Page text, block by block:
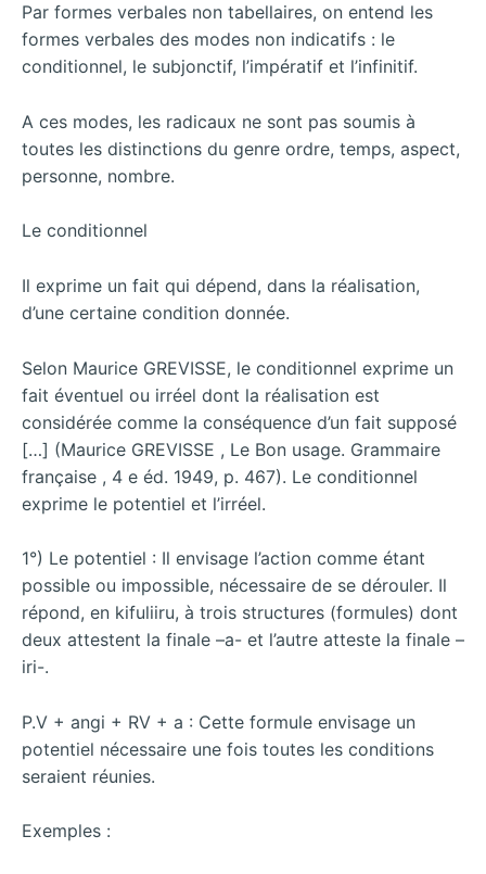
Par formes verbales non tabellaires, on entend les
formes verbales des modes non indicatifs : le
conditionnel, le subjonctif, l’impératif et l’infinitif.
A ces modes, les radicaux ne sont pas soumis à
toutes les distinctions du genre ordre, temps, aspect,
personne, nombre.
Le conditionnel
Il exprime un fait qui dépend, dans la réalisation,
d’une certaine condition donnée.
Selon Maurice GREVISSE, le conditionnel exprime un
fait éventuel ou irréel dont la réalisation est
considérée comme la conséquence d’un fait supposé
[…] (Maurice GREVISSE , Le Bon usage. Grammaire
française , 4 e éd. 1949, p. 467). Le conditionnel
exprime le potentiel et l’irréel.
1°) Le potentiel : Il envisage l’action comme étant
possible ou impossible, nécessaire de se dérouler. Il
répond, en kifuliiru, à trois structures (formules) dont
deux attestent la finale –a- et l’autre atteste la finale –
iri-.
P.V + angi + RV + a : Cette formule envisage un
potentiel nécessaire une fois toutes les conditions
seraient réunies.
Exemples :